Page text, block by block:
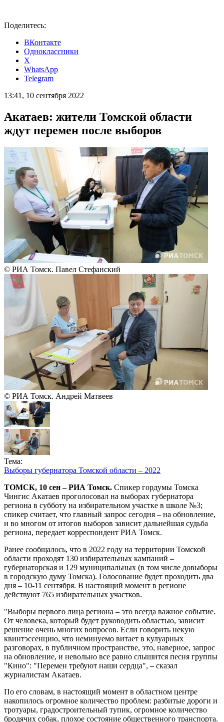
Поделитесь:
ВКонтакте
Одноклассники
X
WhatsApp
Telegram
13:41, 10 сентября 2022
Акатаев: жители Томской области
ждут перемен после выборов
© РИА Томск. Павел Стефанский
© РИА Томск. Андрей Матвеев
Тема:
Выборы губернатора Томской области – 2022
ТОМСК, 10 сен – РИА Томск. Спикер гордумы Томска
Чингис Акатаев проголосовал на выборах губернатора
региона в субботу на избирательном участке в школе №3;
спикер считает, что главный запрос сегодня – на обновление,
и во многом от итогов выборов зависит дальнейшая судьба
региона, передает корреспондент РИА Томск.
Ранее сообщалось, что в 2022 году на территории Томской
области проходят 130 избирательных кампаний –
губернаторская и 129 муниципальных (в том числе довыборы
в городскую думу Томска). Голосование будет проходить два
дня – 10-11 сентября. В настоящий момент в регионе
действуют 765 избирательных участков.
"Выборы первого лица региона – это всегда важное событие.
От человека, который будет руководить областью, зависит
решение очень многих вопросов. Если говорить некую
квинтэссенцию, что неминуемо витает в кулуарных
разговорах, в публичном пространстве, это, наверное, запрос
на обновление, и невольно все равно слышится песня группы
"Кино": "Перемен требуют наши сердца", – сказал
журналистам Акатаев.
По его словам, в настоящий момент в областном центре
накопилось огромное количество проблем: разбитые дороги и
тротуары, градостроительный тупик, огромное количество
бродячих собак, плохое состояние общественного транспорта.